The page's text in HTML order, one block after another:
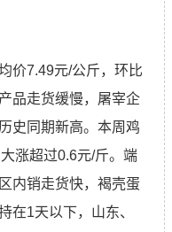
价7.49元/公斤，环比
品走货缓慢，屠宰企
史同期新高。本周鸡
涨超过0.6元/斤。端
内销走货快，褐壳蛋
在1天以下，山东、